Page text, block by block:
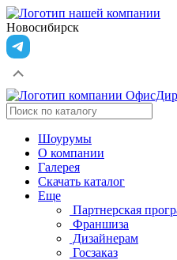
Новосибирск
Шоурумы
О компании
Галерея
Скачать каталог
Еще
Партнерская
Франшиза
Дизайнерам
Госзаказ